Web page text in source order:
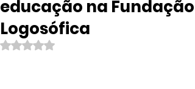
educação na Fundação
Logosófica
Avaliado com NaN de 5 estrelas.